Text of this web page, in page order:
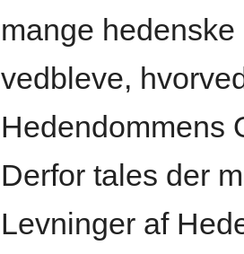
mange
vedbleve,
Hedendommens
Derfor tales der
Levninger af